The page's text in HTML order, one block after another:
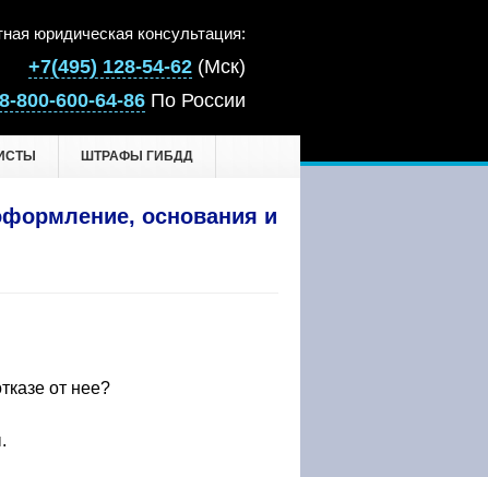
юридическая консультация:
+7(495) 128-54-62 (Мск)
8-800-600-64-86 По России
ШТРАФЫ ГИБДД
основания и
от нее?